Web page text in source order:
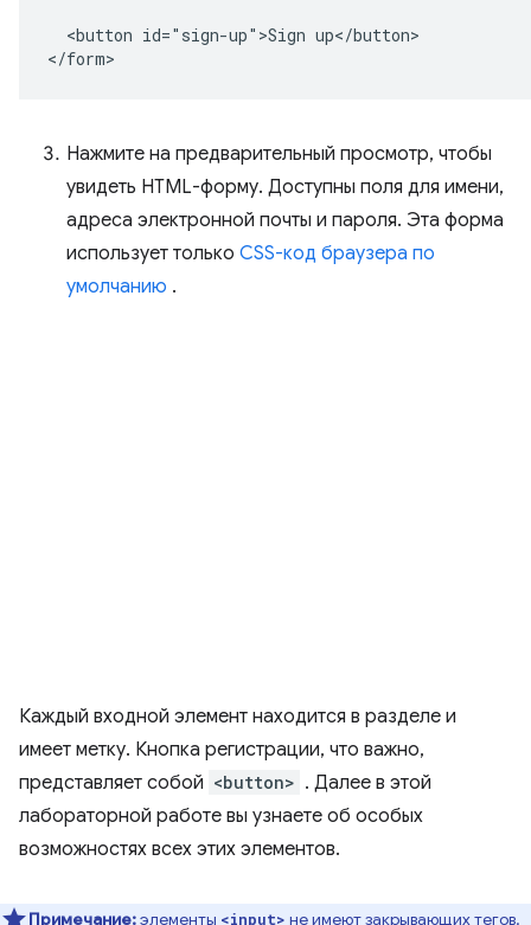
  <button id="sign-up">Sign up</button>
Нажмите на предварительный просмотр, чтобы
увидеть HTML-форму. Доступны поля для имени,
адреса электронной почты и пароля. Эта форма
использует только CSS-код браузера по
умолчанию .
Каждый входной элемент находится в разделе и
имеет метку. Кнопка регистрации, что важно,
представляет собой <button> . Далее в этой
лабораторной работе вы узнаете об особых
возможностях всех этих элементов.
Примечание:элементы <input> не имеют закрывающих тегов.